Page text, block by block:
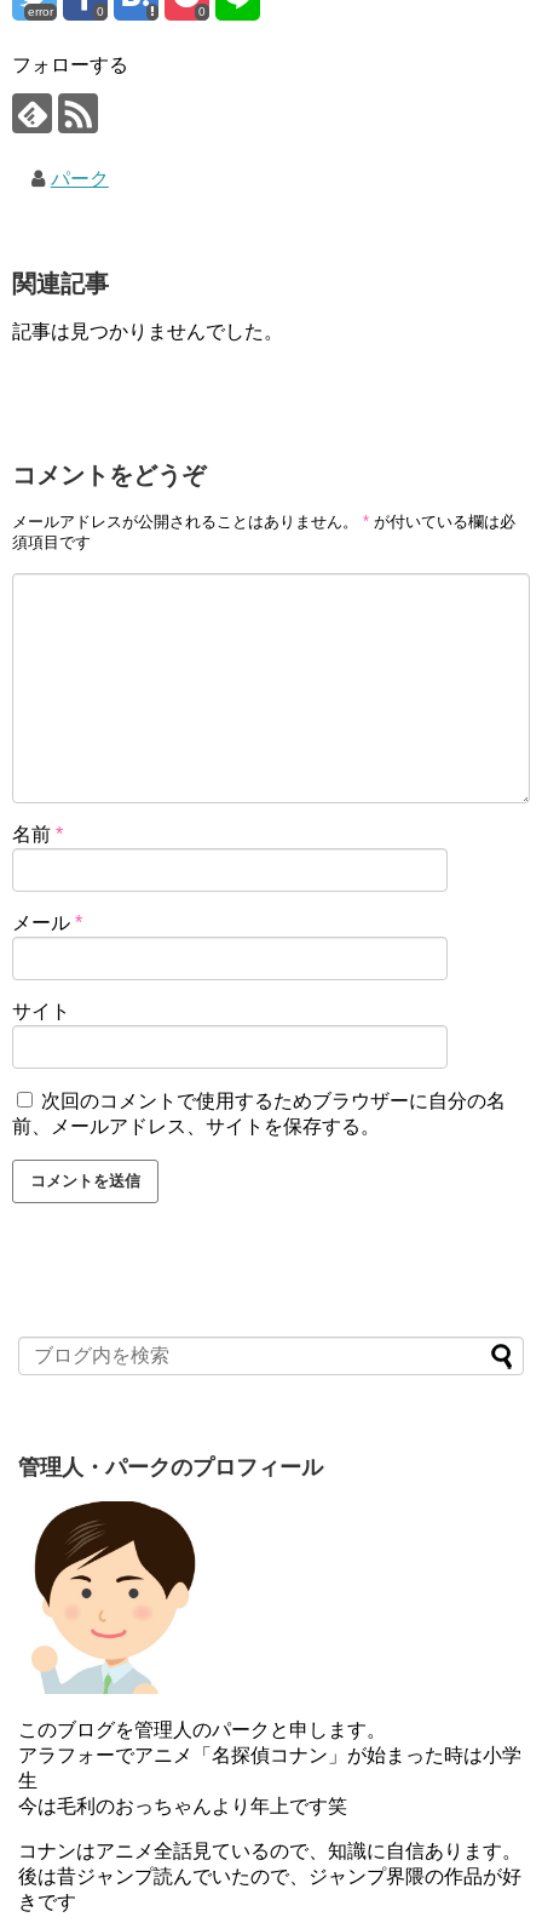
error 0 0
フォローする
パーク
関連記事
記事は見つかりませんでした。
コメントをどうぞ
メールアドレスが公開されることはありません。 * が付いている欄は必
須項目です
名前 *
メール *
サイト
次回のコメントで使用するためブラウザーに自分の名
前、メールアドレス、サイトを保存する。
管理人・パークのプロフィール
このブログを管理人のパークと申します。
アラフォーでアニメ「名探偵コナン」が始まった時は小学
生
今は毛利のおっちゃんより年上です笑
コナンはアニメ全話見ているので、知識に自信あります。
後は昔ジャンプ読んでいたので、ジャンプ界隈の作品が好
きです